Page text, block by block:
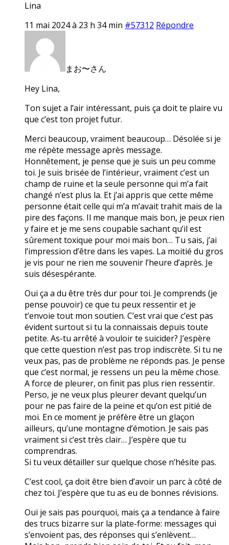
Lina
11 mai 2024 à 23 h 34 min #57312 Répondre
まお〜さん
Hey Lina,
Ton sujet a l’air intéressant, puis ça doit te plaire vu
que c’est ton projet futur.
Merci beaucoup, vraiment beaucoup… Désolée si je
me répète message après message.
Honnêtement, je pense que je suis un peu comme
toi. Je suis brisée de l’intérieur, vraiment c’est un
champ de ruine et la seule personne qui m’a fait
changé n’est plus la. Et j’ai appris que cette même
personne était celle qui m’a m’avait trahit mais de la
pire des façons. Il me manque mais bon, je peux rien
y faire et je me sens coupable sachant qu’il est
sûrement toxique pour moi mais bon… Tu sais, j’ai
l’impression d’être dans les vapes. La moitié du gros
je vis pour ne rien me souvenir l’heure d’après. Je
suis désespérante.
Oui ça a du être très dur pour toi. Je comprends (je
pense pouvoir) ce que tu peux ressentir et je
t’envoie tout mon soutien. C’est vrai que c’est pas
évident surtout si tu la connaissais depuis toute
petite. As-tu arrêté à vouloir te suicider? J’espère
que cette question n’est pas trop indiscrète. Si tu ne
veux pas, pas de problème ne réponds pas. Je pense
que c’est normal, je ressens un peu la même chose.
A force de pleurer, on finit pas plus rien ressentir.
Perso, je ne veux plus pleurer devant quelqu’un
pour ne pas faire de la peine et qu’on est pitié de
moi. En ce moment je préfère être un glaçon
ailleurs, qu’une montagne d’émotion. Je sais pas
vraiment si c’est très clair… J’espère que tu
comprendras.
Si tu veux détailler sur quelque chose n’hésite pas.
C’est cool, ça doit être bien d’avoir un parc à côté de
chez toi. J’espère que tu as eu de bonnes révisions.
Oui je sais pas pourquoi, mais ça a tendance à faire
des trucs bizarre sur la plate-forme: messages qui
s’envoient pas, des réponses qui s’enlèvent…